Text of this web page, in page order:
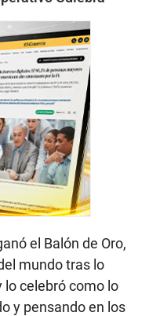
el Balón de Oro,
mundo tras lo
lo celebró como lo
y pensando en los